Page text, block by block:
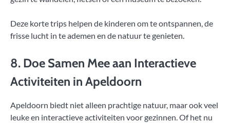
Deze korte trips helpen de kinderen om te ontspannen, de
frisse lucht in te ademen en de natuur te genieten.
8. Doe Samen Mee aan Interactieve
Activiteiten in Apeldoorn
Apeldoorn biedt niet alleen prachtige natuur, maar ook veel
leuke en interactieve activiteiten voor gezinnen. Of het nu